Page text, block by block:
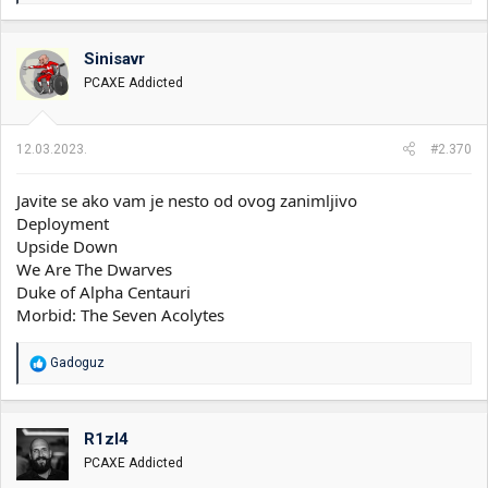
a
o
v
a
n
:
Sinisavr
PCAXE Addicted
12.03.2023. #2.370
Javite se ako vam je nesto od ovog zanimljivo
Deployment
Upside Down
We Are The Dwarves
Duke of Alpha Centauri
Morbid: The Seven Acolytes
R
a
o
v
a
n
Gadoguz
R1zl4
PCAXE Addicted